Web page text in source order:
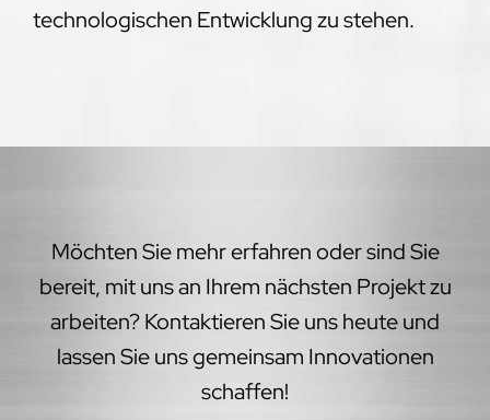
technologischen Entwicklung zu stehen.
Möchten Sie mehr erfahren oder sind Sie
bereit, mit uns an Ihrem nächsten Projekt zu
arbeiten? Kontaktieren Sie uns heute und
lassen Sie uns gemeinsam Innovationen
schaffen!